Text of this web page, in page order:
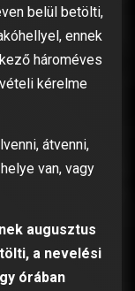
belül betölti,
ennek
hároméves
kérelme
átvenni,
van, vagy
augusztus
a nevelési
órában